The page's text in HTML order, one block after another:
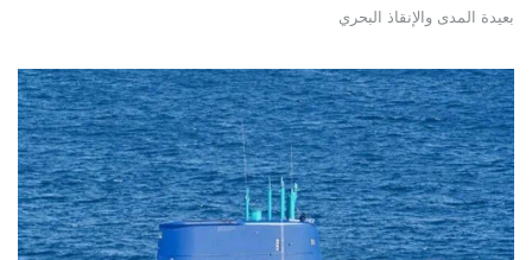
بعيدة المدى والإنقاذ البحري